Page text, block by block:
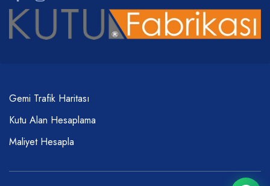
Gemi Trafik Haritası
Kutu Alan Hesaplama
Maliyet Hesapla